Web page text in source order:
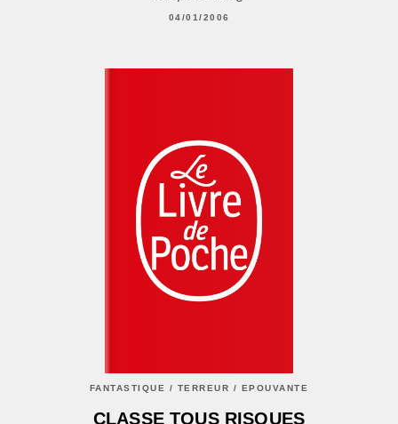
04/01/2006
FANTASTIQUE / TERREUR / EPOUVANTE
CLASSE TOUS RISQUES